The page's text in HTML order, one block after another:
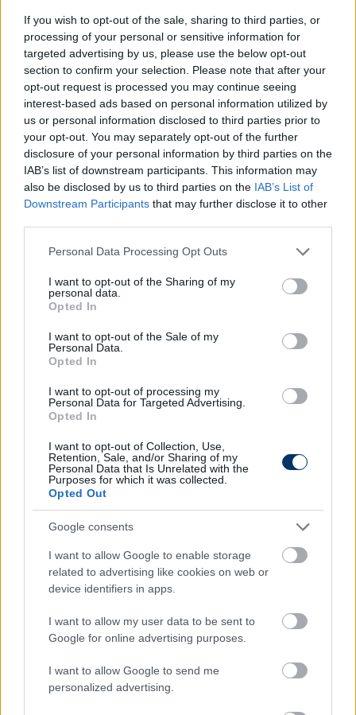
If you wish to opt-out of the sale, sharing to third parties, or
processing of your personal or sensitive information for
targeted advertising by us, please use the below opt-out
section to confirm your selection. Please note that after your
opt-out request is processed you may continue seeing
interest-based ads based on personal information utilized by
us or personal information disclosed to third parties prior to
your opt-out. You may separately opt-out of the further
disclosure of your personal information by third parties on the
IAB’s list of downstream participants. This information may
also be disclosed by us to third parties on the IAB’s List of
Downstream Participants that may further disclose it to other
Please note that this website/app uses one or more Google
not limited to your visit or usage behaviour. You may click to
grant or deny consent to Google and its third-party tags to
use your data for below specified purposes in below Google
consent section.
Personal Data Processing Opt Outs
I want to opt-out of the Sharing of my
personal data.
Opted In
I want to opt-out of the Sale of my
Personal Data.
Opted In
I want to opt-out of processing my
Personal Data for Targeted Advertising.
Opted In
I want to opt-out of Collection, Use,
Retention, Sale, and/or Sharing of my
Personal Data that Is Unrelated with the
Purposes for which it was collected.
Opted Out
Google consents
I want to allow Google to enable storage
related to advertising like cookies on web or
device identifiers in apps.
I want to allow my user data to be sent to
Google for online advertising purposes.
I want to allow Google to send me
personalized advertising.
A FEB a Vasas–Bp. Honvéd mérkőzéssel
kapcsolatban a Vasast a rend megzavarásával
kapcsolatos szurkolói cselekményeiért
(megbotránkoztató, obszcén kifejezések
bekiabálása, pirotechnikai eszközök használata,
tárgyak elzárt területre történt bedobása, a játék
sípszóval történt megzavarása és a mérkőzés
ideiglenes felfüggesztését eredményező
cselekmény elkövetése) pénzbüntetés
megfizetésére kötelezi.
kapcsolatban a Honvédot a rend megzavarásával
(megbotránkoztató, obszcén kifejezések
bekiabálása, pirotechnikai eszközök használata és
tárgyak elzárt területre történt bedobása)
pénzbüntetés megfizetésére kötelezi
- olvasható a
szövetséghonlapján.
Már most pörögnek a csapatok az átigazolási
piacon. Folyamatosan frissülő rovatunkban
kattints ide és böngészd a híreket egy nap
többször is.
Olvastad már?